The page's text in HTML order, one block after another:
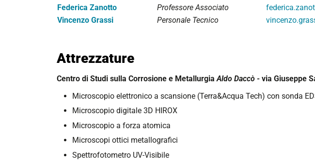
Federica Zanotto
Professore Associato
Vincenzo Grassi
Personale Tecnico
Attrezzature
Centro di Studi sulla Corrosione e Metallurgia Aldo Daccò - via Giuseppe
Microscopio elettronico a scansione (Terra&Acqua Tech) con sonda
Microscopio digitale 3D HIROX
Microscopio a forza atomica
Microscopi ottici metallografici
Spettrofotometro UV-Visibile